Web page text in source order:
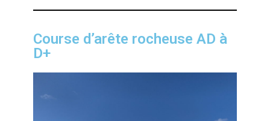
Course d’arête rocheuse AD à
D+